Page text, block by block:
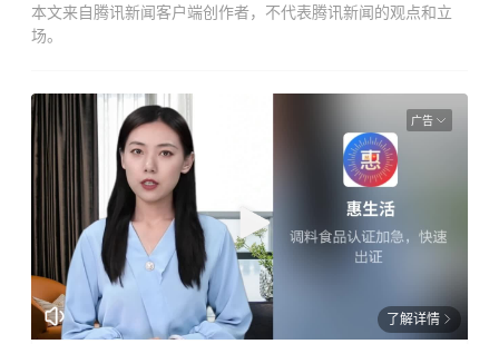
本文来自腾讯新闻客户端创作者，不代表腾讯新闻的观点和立
场。
广告
了解详情